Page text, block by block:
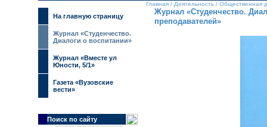
На главную страницу
Журнал «Студенчество.
Диалоги о воспитании»
Журнал «Вместе ул
Юности, 5/1»
Газета «Вузовские
вести»
Поиск по сайту
Главная / Деятельность / Общественная
Журнал «Студенчество.
преподавателей»